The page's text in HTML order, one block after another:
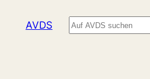
InhaltAVDS Suchen